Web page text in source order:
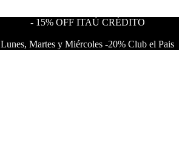
- 15% OFF ITAÚ CRÉDITO
Lunes, Martes y Miércoles -20% Club el Pais